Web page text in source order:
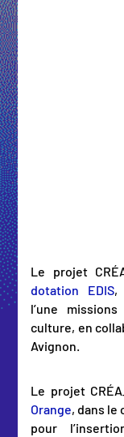
Le projet
dotation EDIS,
l’une
culture, en
Avignon.
Le projet
Orange, dans le
pour